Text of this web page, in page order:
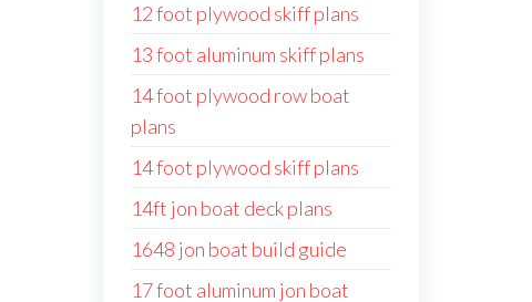
12 foot plywood skiff plans
13 foot aluminum skiff plans
14 foot plywood row boat
plans
14 foot plywood skiff plans
14ft jon boat deck plans
1648 jon boat build guide
17 foot aluminum jon boat